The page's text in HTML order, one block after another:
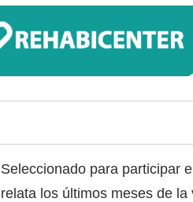
Seleccionado para participar
relata los últimos meses de